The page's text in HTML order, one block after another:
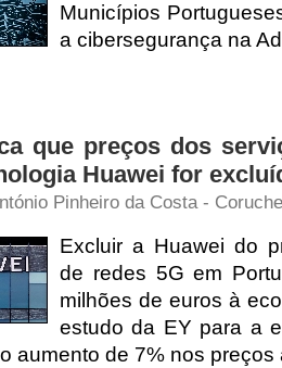
Municípios
a cibersegurança na
que preços dos
Huawei for
Pinheiro da Costa -
Excluir a Huawei do
de redes 5G em
milhões de euros à
estudo da EY para a
aumento de 7% nos